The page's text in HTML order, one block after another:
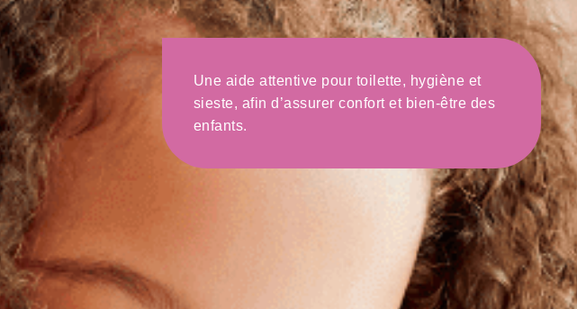
Une aide attentive pour toilette, hygiène et
sieste, afin d’assurer confort et bien-être des
enfants.
supplémentaires du besoin